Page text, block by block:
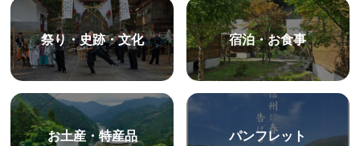
祭り・史跡・文化 宿泊・お食事
お土産・特産品 パンフレット